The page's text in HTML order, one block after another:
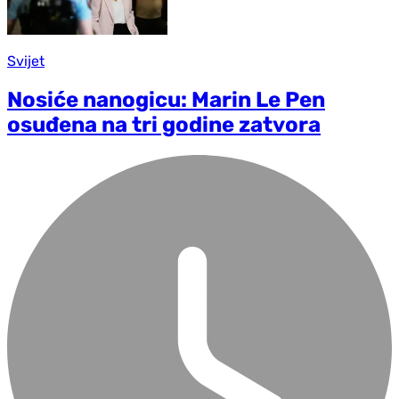
Svijet
Nosiće nanogicu: Marin Le Pen
osuđena na tri godine zatvora